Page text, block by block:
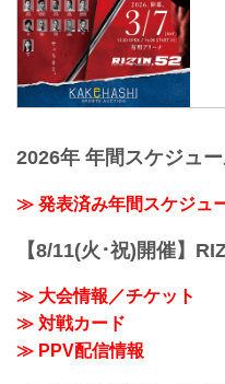
2026年 年間スケジュ
≫ 発表済み年間スケジュ
【8/11(火･祝)開催】
≫ 大会情報／チケット
≫ 対戦カード
≫ PPV配信情報